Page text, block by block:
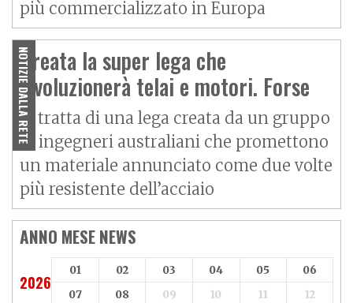
più commercializzato in Europa
NOTIZIE DALLA RETE
Creata la super lega che
rivoluzionerà telai e motori. Forse
Si tratta di una lega creata da un gruppo
di ingegneri australiani che promettono
un materiale annunciato come due volte
più resistente dell’acciaio
ANNO MESE NEWS
2026
01 02 03 04 05
06
07
08 09 10 11 12